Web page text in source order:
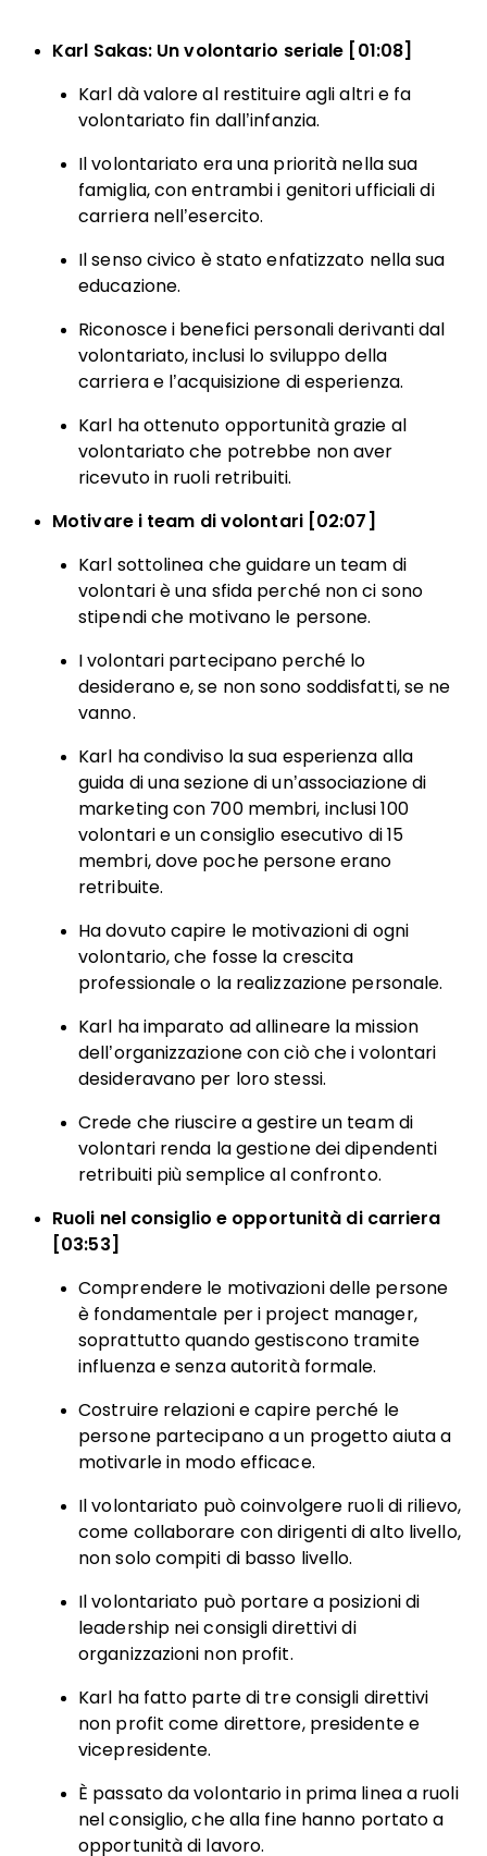
Karl Sakas: Un volontario seriale [01:08]
Karl dà valore al restituire agli altri e fa
volontariato fin dall’infanzia.
Il volontariato era una priorità nella sua
famiglia, con entrambi i genitori ufficiali di
carriera nell’esercito.
Il senso civico è stato enfatizzato nella sua
educazione.
Riconosce i benefici personali derivanti dal
volontariato, inclusi lo sviluppo della
carriera e l’acquisizione di esperienza.
Karl ha ottenuto opportunità grazie al
volontariato che potrebbe non aver
ricevuto in ruoli retribuiti.
Motivare i team di volontari [02:07]
Karl sottolinea che guidare un team di
volontari è una sfida perché non ci sono
stipendi che motivano le persone.
I volontari partecipano perché lo
desiderano e, se non sono soddisfatti, se ne
vanno.
Karl ha condiviso la sua esperienza alla
guida di una sezione di un’associazione di
marketing con 700 membri, inclusi 100
volontari e un consiglio esecutivo di 15
membri, dove poche persone erano
retribuite.
Ha dovuto capire le motivazioni di ogni
volontario, che fosse la crescita
professionale o la realizzazione personale.
Karl ha imparato ad allineare la mission
dell’organizzazione con ciò che i volontari
desideravano per loro stessi.
Crede che riuscire a gestire un team di
volontari renda la gestione dei dipendenti
retribuiti più semplice al confronto.
Ruoli nel consiglio e opportunità di carriera
[03:53]
Comprendere le motivazioni delle persone
è fondamentale per i project manager,
soprattutto quando gestiscono tramite
influenza e senza autorità formale.
Costruire relazioni e capire perché le
persone partecipano a un progetto aiuta a
motivarle in modo efficace.
Il volontariato può coinvolgere ruoli di rilievo,
come collaborare con dirigenti di alto livello,
non solo compiti di basso livello.
Il volontariato può portare a posizioni di
leadership nei consigli direttivi di
organizzazioni non profit.
Karl ha fatto parte di tre consigli direttivi
non profit come direttore, presidente e
vicepresidente.
È passato da volontario in prima linea a ruoli
nel consiglio, che alla fine hanno portato a
opportunità di lavoro.